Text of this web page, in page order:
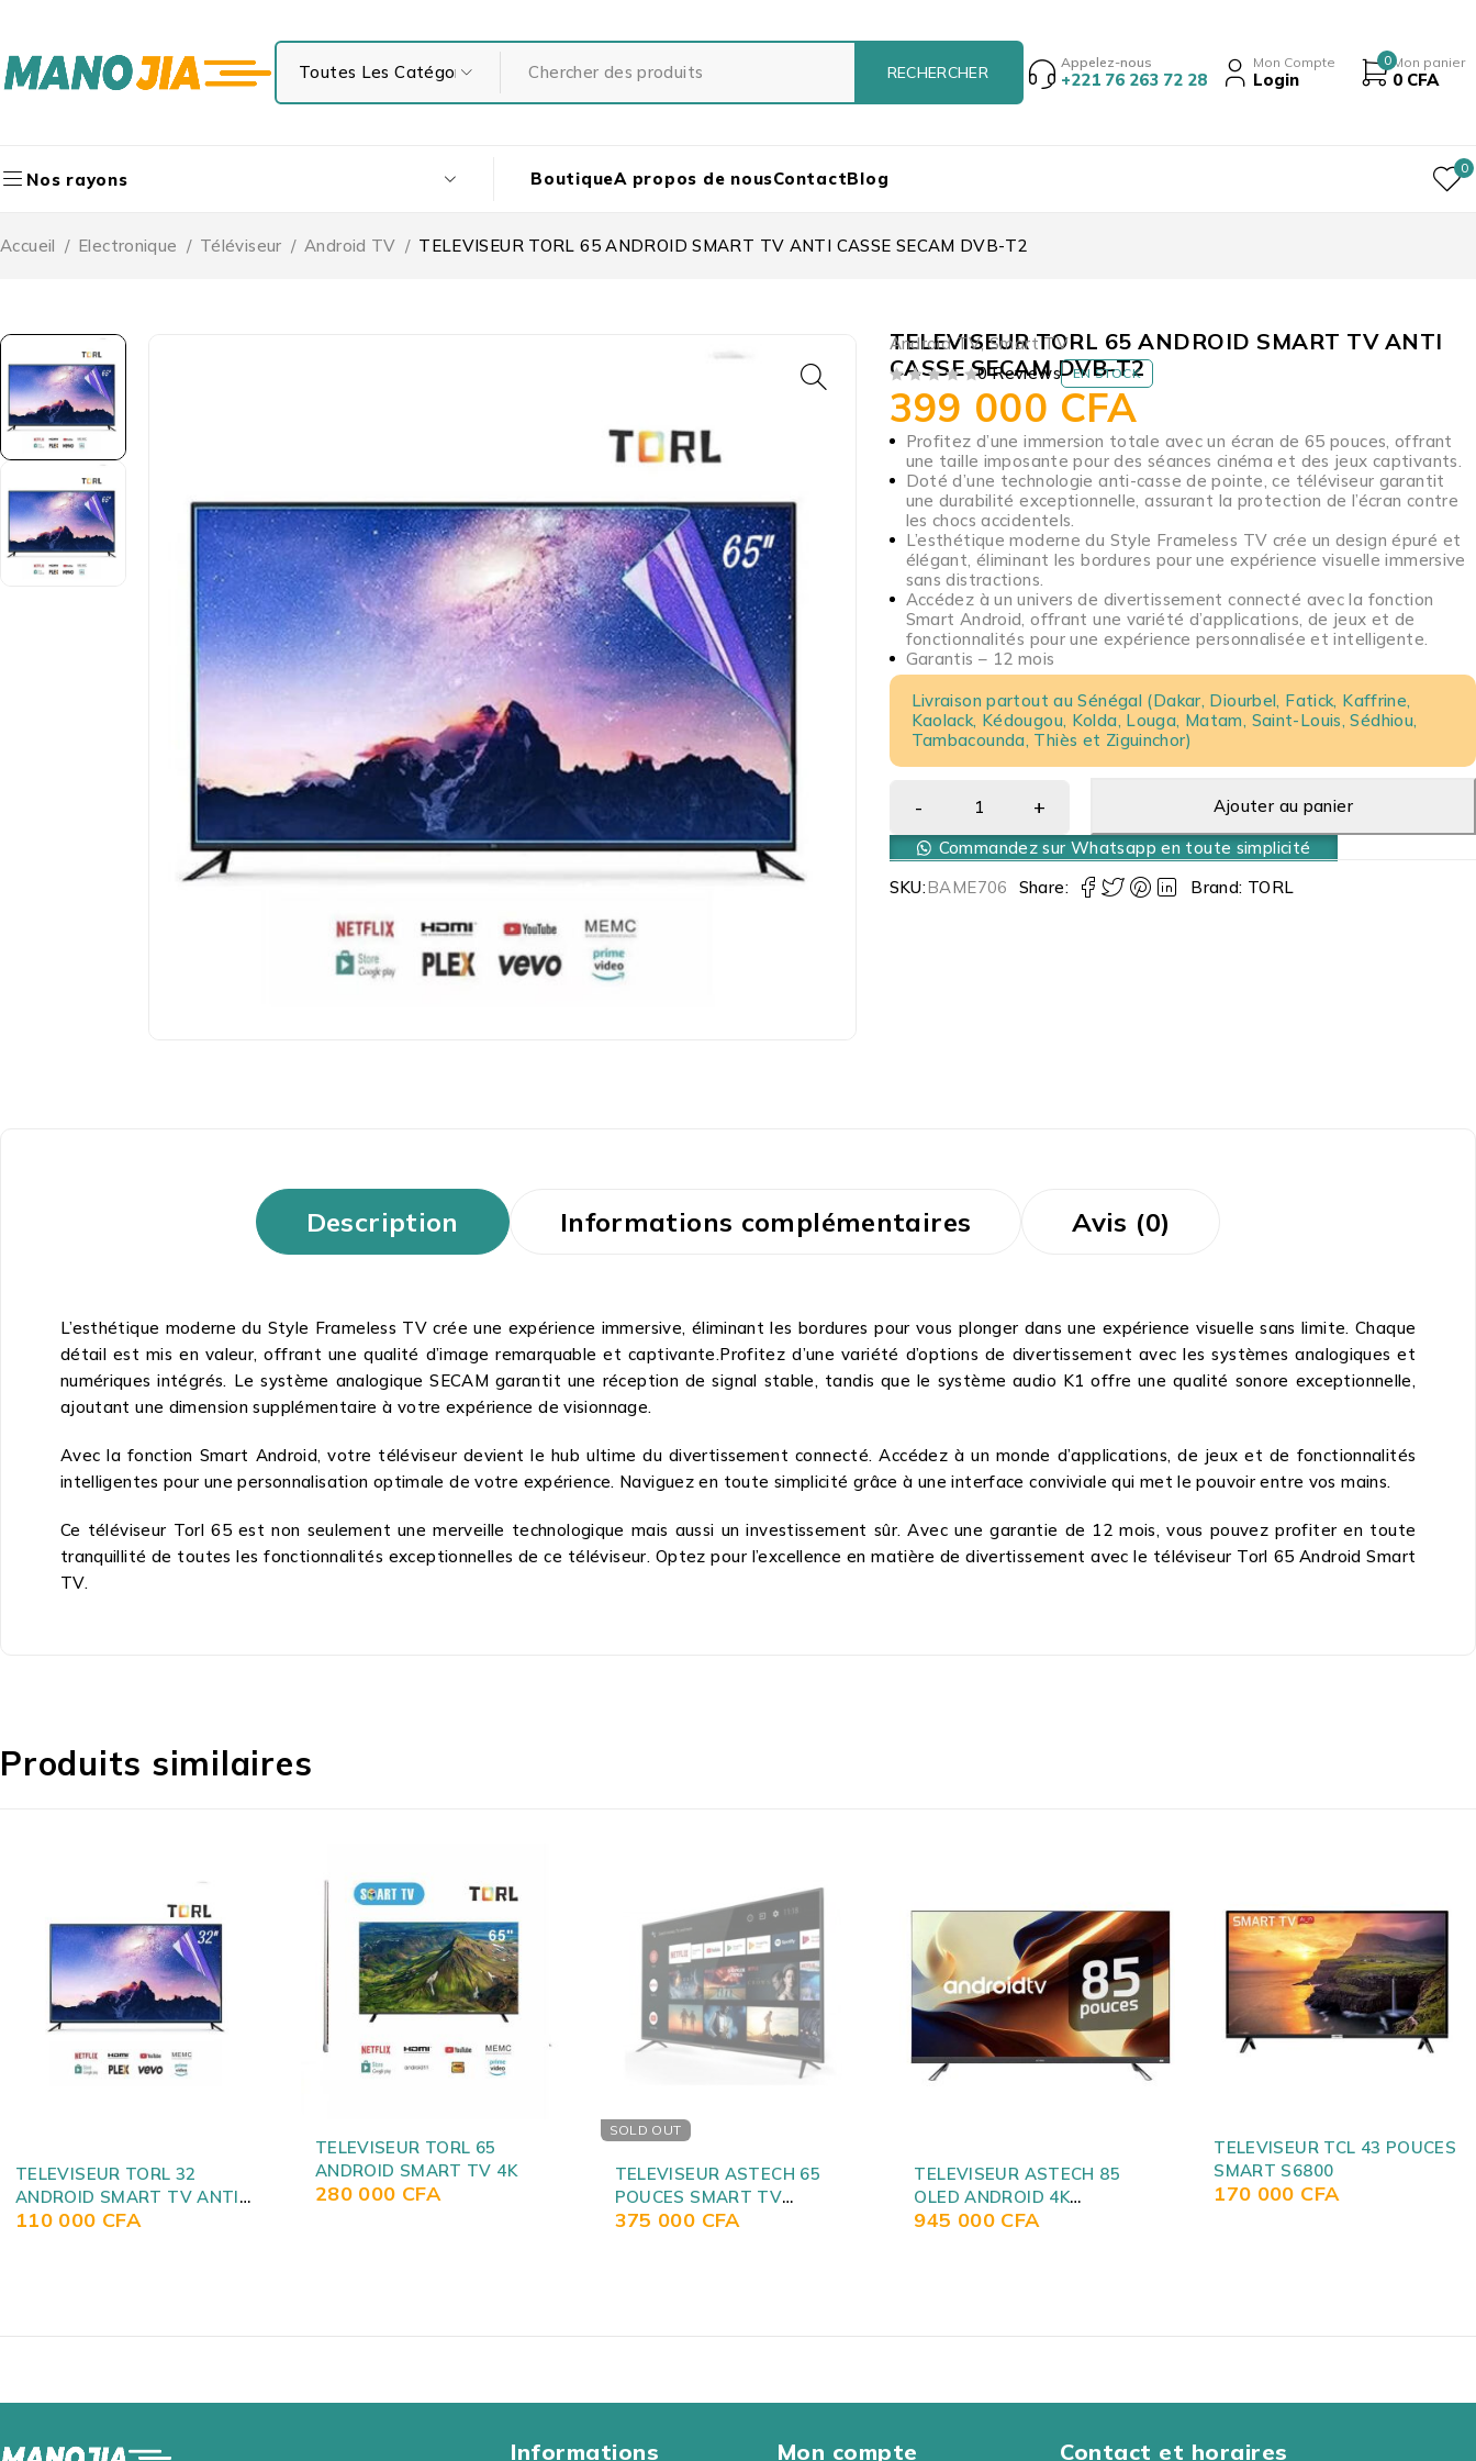
Appelez-nous
+221 76 263 72 28
Mon Compte
Login
0 Mon panier
0 CFA
Nos rayons BoutiqueA propos de nousContactBlog 0
Accueil / Electronique / Téléviseur / Android TV / TELEVISEUR TORL 65 ANDROID SMART TV ANTI CASSE SECAM DVB-T2
Android TV,Smart TV
TELEVISEUR TORL 65 ANDROID SMART TV ANTI
CASSE SECAM DVB-T2
0 Reviews EN STOCK
399 000 CFA
Profitez d’une immersion totale avec un écran de 65 pouces, offrant
une taille imposante pour des séances cinéma et des jeux captivants.
Doté d’une technologie anti-casse de pointe, ce téléviseur garantit
une durabilité exceptionnelle, assurant la protection de l’écran contre
les chocs accidentels.
L’esthétique moderne du Style Frameless TV crée un design épuré et
élégant, éliminant les bordures pour une expérience visuelle immersive
sans distractions.
Accédez à un univers de divertissement connecté avec la fonction
Smart Android, offrant une variété d’applications, de jeux et de
fonctionnalités pour une expérience personnalisée et intelligente.
Garantis – 12 mois
Livraison partout au Sénégal (Dakar, Diourbel, Fatick, Kaffrine,
Kaolack, Kédougou, Kolda, Louga, Matam, Saint-Louis, Sédhiou,
Tambacounda, Thiès et Ziguinchor)
Ajouter au panier
Commandez sur Whatsapp en toute simplicité
SKU:BAME706 Share: Brand: TORL
Description Informations complémentaires Avis (0)
L’esthétique moderne du Style Frameless TV crée une expérience immersive, éliminant les bordures pour vous plonger dans une expérience visuelle sans limite. Chaque
détail est mis en valeur, offrant une qualité d’image remarquable et captivante.Profitez d’une variété d’options de divertissement avec les systèmes analogiques et
numériques intégrés. Le système analogique SECAM garantit une réception de signal stable, tandis que le système audio K1 offre une qualité sonore exceptionnelle,
ajoutant une dimension supplémentaire à votre expérience de visionnage.
Avec la fonction Smart Android, votre téléviseur devient le hub ultime du divertissement connecté. Accédez à un monde d’applications, de jeux et de fonctionnalités
intelligentes pour une personnalisation optimale de votre expérience. Naviguez en toute simplicité grâce à une interface conviviale qui met le pouvoir entre vos mains.
Ce téléviseur Torl 65 est non seulement une merveille technologique mais aussi un investissement sûr. Avec une garantie de 12 mois, vous pouvez profiter en toute
tranquillité de toutes les fonctionnalités exceptionnelles de ce téléviseur. Optez pour l’excellence en matière de divertissement avec le téléviseur Torl 65 Android Smart
TV.
Produits similaires
ANDROID SMART TV 4K
280 000CFA
TELEVISEUR ASTECH 65
POUCES SMART TV
TELEVISEUR ASTECH 85
OLED ANDROID 4K
85ZX5000D
945 000 CFA
SMART S6800
170 000CFA
TELEVISEUR TORL 75
ANDROID SMART TV ANTI
Informations Mon compte Contact et horaires